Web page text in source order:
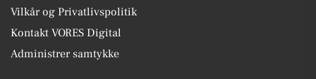
Vilkår og Privatlivspolitik
Kontakt VORES Digital
Administrer samtykke